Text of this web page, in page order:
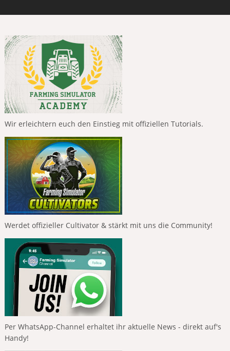
Wir erleichtern euch den Einstieg mit offiziellen Tutorials.
Werdet offizieller Cultivator & stärkt mit uns die Community!
Per WhatsApp-Channel erhaltet ihr aktuelle News - direkt auf's
Handy!